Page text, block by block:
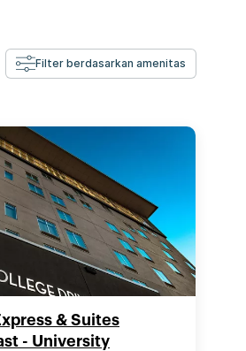
Filter berdasarkan amenitas
& Suites
- University